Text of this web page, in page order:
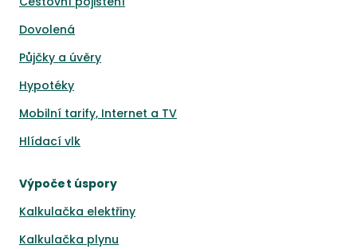
Dovolená
Půjčky a úvěry
Hypotéky
Mobilní tarify, Internet a TV
Hlídací vlk
Výpočet úspory
Kalkulačka elektřiny
Kalkulačka plynu